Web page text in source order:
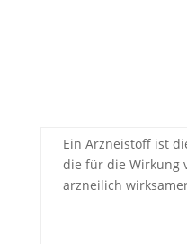
Ein Arzneistoff ist
die für die Wirkung
arzneilich